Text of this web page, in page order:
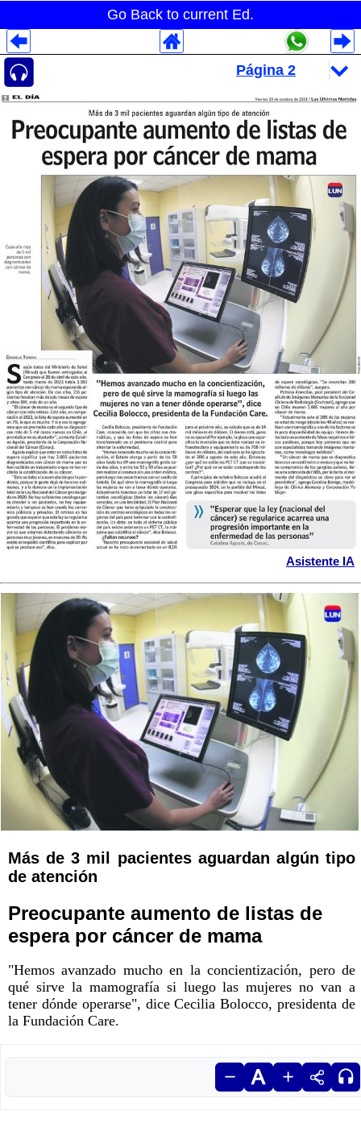
Go Back to current Ed.
Asistente IA
Más de 3 mil pacientes aguardan algún tipo
de atención
Preocupante aumento de listas de
espera por cáncer de mama
"Hemos avanzado mucho en la concientización, pero de
qué sirve la mamografía si luego las mujeres no van a
tener dónde operarse", dice Cecilia Bolocco, presidenta de
la Fundación Care.
Despliegues Analytics
Despliegues Totales
Despliegues por Rubros